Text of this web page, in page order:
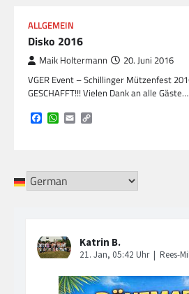
ALLGEMEIN
Disko 2016
Maik Holtermann 20. Juni 2016
VGER Event – Schillinger Mützenfest
GESCHAFFT!!! Vielen Dank an alle Gäste…
Facebook
WhatsApp
Email